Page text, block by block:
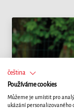
čeština
Používáme cookies
Můžeme je umístit pro
ukázání personalizovaného